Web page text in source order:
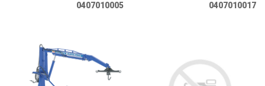
0407010005 0407010017